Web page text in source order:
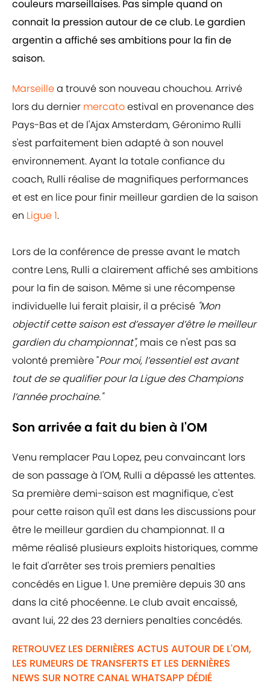
couleurs marseillaises. Pas simple quand on
connait la pression autour de ce club. Le gardien
argentin a affiché ses ambitions pour la fin de
saison.
Marseillea trouvé son nouveau chouchou. Arrivé
lors du dernier mercatoestival en provenance des
Pays-Bas et de l'Ajax Amsterdam, Géronimo Rulli
s'est parfaitement bien adapté à son nouvel
environnement. Ayant la totale confiance du
coach, Rulli réalise de magnifiques performances
et est en lice pour finir meilleur gardien de la saison
en Ligue 1.
Lors de la conférence de presse avant le match
contre Lens, Rulli a clairement affiché ses ambitions
pour la fin de saison. Même si une récompense
individuelle lui ferait plaisir, il a précisé "Mon
objectif cette saison est d’essayer d’être le meilleur
gardien du championnat", mais ce n'est pas sa
volonté première "Pour moi, l’essentiel est avant
tout de se qualifier pour la Ligue des Champions
l’année prochaine."
Son arrivée a fait du bien à l'OM
Venu remplacer Pau Lopez, peu convaincant lors
de son passage à l'OM, Rulli a dépassé les attentes.
Sa première demi-saison est magnifique, c'est
pour cette raison qu'il est dans les discussions pour
être le meilleur gardien du championnat. Il a
même réalisé plusieurs exploits historiques, comme
le fait d'arrêter ses trois premiers penalties
concédés en Ligue 1. Une première depuis 30 ans
dans la cité phocéenne. Le club avait encaissé,
avant lui, 22 des 23 derniers penalties concédés.
RETROUVEZ LES DERNIÈRES ACTUS AUTOUR DE L'OM,
LES RUMEURS DE TRANSFERTS ET LES DERNIÈRES
NEWS SUR NOTRE CANAL WHATSAPP DÉDIÉ